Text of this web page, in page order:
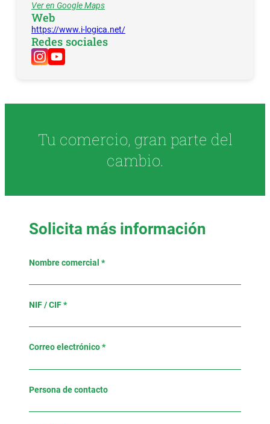
Ver en Google Maps
Web
https://www.i-logica.net/
Redes sociales
Tu comercio, gran parte del
cambio.
Solicita más información
Nombre comercial *
NIF / CIF *
Correo electrónico *
Persona de contacto